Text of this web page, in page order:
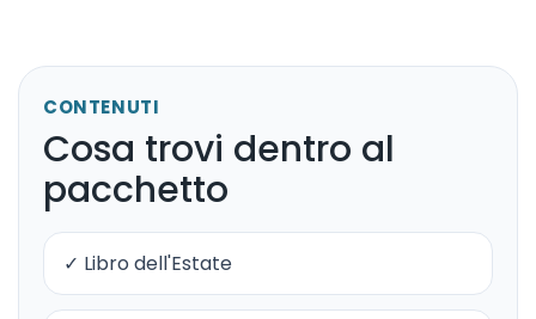
CONTENUTI
Cosa trovi dentro al
pacchetto
✓ Libro dell'Estate